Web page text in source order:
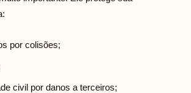
por colisões;
civil por danos a terceiros;